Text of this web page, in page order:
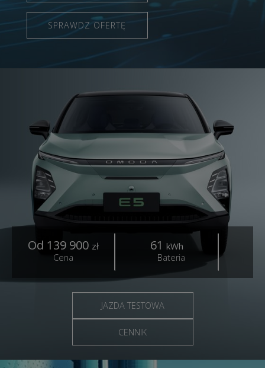
SPRAWDZ OFERTĘ
Od 139 900 zł
Cena
61 kWh
Bateria
JAZDA TESTOWA
CENNIK